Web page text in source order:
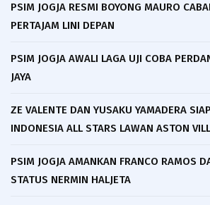
PSIM JOGJA RESMI BOYONG MAURO
PERTAJAM LINI DEPAN
PSIM JOGJA AWALI LAGA UJI COBA
JAYA
ZE VALENTE DAN YUSAKU YAMADERA
INDONESIA ALL STARS LAWAN ASTON
PSIM JOGJA AMANKAN FRANCO RAMOS
STATUS NERMIN HALJETA